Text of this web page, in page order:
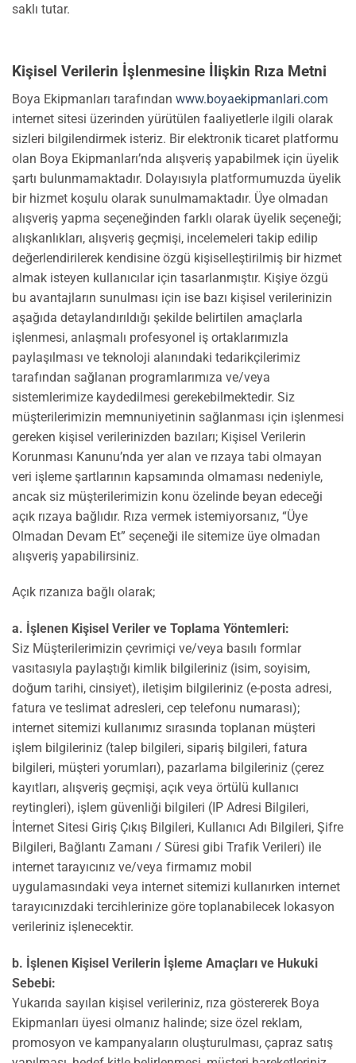
saklı tutar.
Kişisel Verilerin İşlenmesine İlişkin Rıza Metni
Boya Ekipmanları tarafından www.boyaekipmanlari.com
internet sitesi üzerinden yürütülen faaliyetlerle ilgili olarak
sizleri bilgilendirmek isteriz. Bir elektronik ticaret platformu
olan Boya Ekipmanları’nda alışveriş yapabilmek için üyelik
şartı bulunmamaktadır. Dolayısıyla platformumuzda üyelik
bir hizmet koşulu olarak sunulmamaktadır. Üye olmadan
alışveriş yapma seçeneğinden farklı olarak üyelik seçeneği;
alışkanlıkları, alışveriş geçmişi, incelemeleri takip edilip
değerlendirilerek kendisine özgü kişiselleştirilmiş bir hizmet
almak isteyen kullanıcılar için tasarlanmıştır. Kişiye özgü
bu avantajların sunulması için ise bazı kişisel verilerinizin
aşağıda detaylandırıldığı şekilde belirtilen amaçlarla
işlenmesi, anlaşmalı profesyonel iş ortaklarımızla
paylaşılması ve teknoloji alanındaki tedarikçilerimiz
tarafından sağlanan programlarımıza ve/veya
sistemlerimize kaydedilmesi gerekebilmektedir. Siz
müşterilerimizin memnuniyetinin sağlanması için işlenmesi
gereken kişisel verilerinizden bazıları; Kişisel Verilerin
Korunması Kanunu’nda yer alan ve rızaya tabi olmayan
veri işleme şartlarının kapsamında olmaması nedeniyle,
ancak siz müşterilerimizin konu özelinde beyan edeceği
açık rızaya bağlıdır. Rıza vermek istemiyorsanız, “Üye
Olmadan Devam Et” seçeneği ile sitemize üye olmadan
alışveriş yapabilirsiniz.
Açık rızanıza bağlı olarak;
a. İşlenen Kişisel Veriler ve Toplama Yöntemleri:
Siz Müşterilerimizin çevrimiçi ve/veya basılı formlar
vasıtasıyla paylaştığı kimlik bilgileriniz (isim, soyisim,
doğum tarihi, cinsiyet), iletişim bilgileriniz (e-posta adresi,
fatura ve teslimat adresleri, cep telefonu numarası);
internet sitemizi kullanımız sırasında toplanan müşteri
işlem bilgileriniz (talep bilgileri, sipariş bilgileri, fatura
bilgileri, müşteri yorumları), pazarlama bilgileriniz (çerez
kayıtları, alışveriş geçmişi, açık veya örtülü kullanıcı
reytingleri), işlem güvenliği bilgileri (IP Adresi Bilgileri,
İnternet Sitesi Giriş Çıkış Bilgileri, Kullanıcı Adı Bilgileri, Şifre
Bilgileri, Bağlantı Zamanı / Süresi gibi Trafik Verileri) ile
internet tarayıcınız ve/veya firmamız mobil
uygulamasındaki veya internet sitemizi kullanırken internet
tarayıcınızdaki tercihlerinize göre toplanabilecek lokasyon
verileriniz işlenecektir.
b. İşlenen Kişisel Verilerin İşleme Amaçları ve Hukuki
Sebebi:
Yukarıda sayılan kişisel verileriniz, rıza göstererek Boya
Ekipmanları üyesi olmanız halinde; size özel reklam,
promosyon ve kampanyaların oluşturulması, çapraz satış